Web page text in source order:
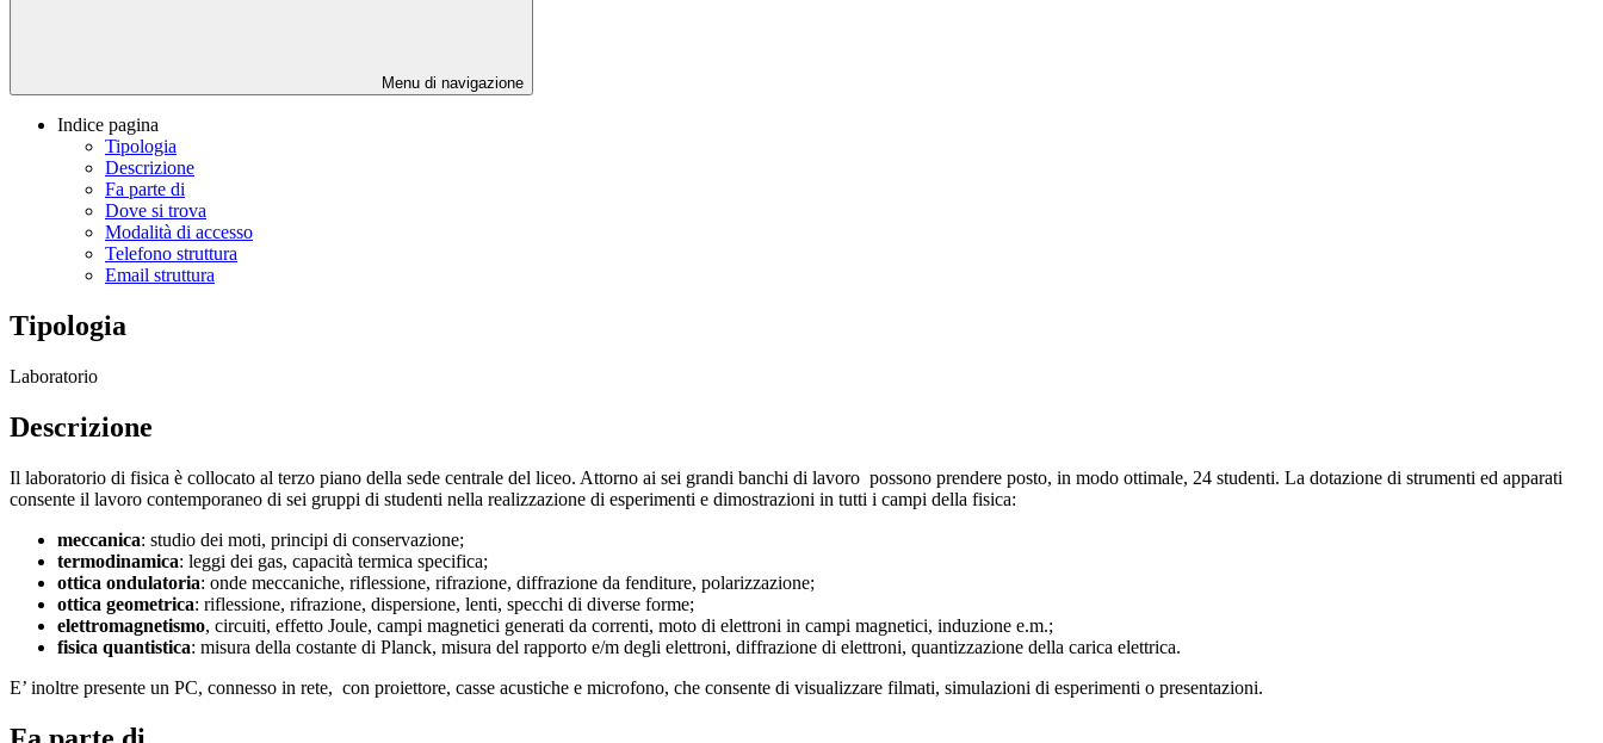
Menu di navigazione
Indice pagina
Tipologia
Descrizione
Fa parte di
Dove si trova
Modalità di accesso
Telefono struttura
Email struttura
Tipologia
Laboratorio
Descrizione
Il laboratorio di fisica è collocato al terzo piano della sede centrale del liceo. Attorno ai sei grandi banchi di lavoro possono prendere posto, in modo ottimale, 24 studenti. La dotazione di strumenti ed apparati
consente il lavoro contemporaneo di sei gruppi di studenti nella realizzazione di esperimenti e dimostrazioni in tutti i campi della fisica:
meccanica: studio dei moti, principi di conservazione;
termodinamica: leggi dei gas, capacità termica specifica;
ottica ondulatoria: onde meccaniche, riflessione, rifrazione, diffrazione da fenditure, polarizzazione;
ottica geometrica: riflessione, rifrazione, dispersione, lenti, specchi di diverse forme;
elettromagnetismo, circuiti, effetto Joule, campi magnetici generati da correnti, moto di elettroni in campi magnetici, induzione e.m.;
fisica quantistica: misura della costante di Planck, misura del rapporto e/m degli elettroni, diffrazione di elettroni, quantizzazione della carica elettrica.
E’ inoltre presente un PC, connesso in rete, con proiettore, casse acustiche e microfono, che consente di visualizzare filmati, simulazioni di esperimenti o presentazioni.